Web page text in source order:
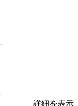
詳細を表示